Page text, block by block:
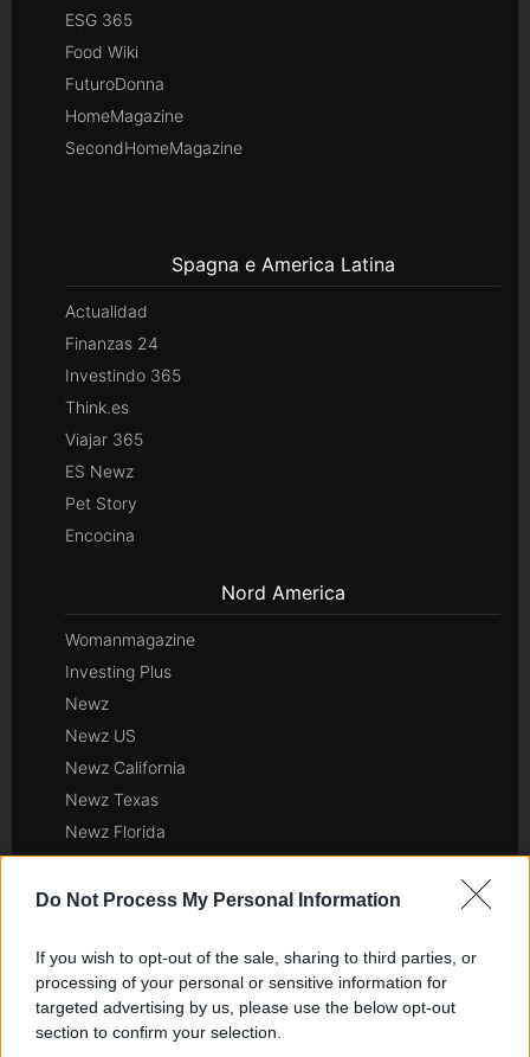
Do Not Process My Personal Information
If you wish to opt-out of the sale, sharing to third parties, or
processing of your personal or sensitive information for
targeted advertising by us, please use the below opt-out
section to confirm your selection.
ESG 365
Food Wiki
FuturoDonna
HomeMagazine
SecondHomeMagazine
Spagna e America Latina
Actualidad
Finanzas 24
Investindo 365
Think.es
Viajar 365
ES Newz
Pet Story
Encocina
Nord America
Womanmagazine
Investing Plus
Newz
Newz US
Newz California
Newz Texas
Newz Florida
Newz New York
Newz Pennsylvania
Newz Ohio
Gameland
Hig Tech Mag